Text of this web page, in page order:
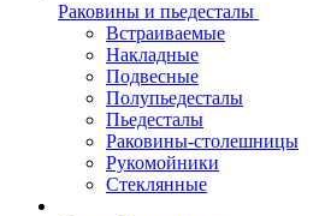
Раковины и пьедесталы
Встраиваемые
Накладные
Подвесные
Полупьедесталы
Пьедесталы
Раковины-столешницы
Рукомойники
Стеклянные